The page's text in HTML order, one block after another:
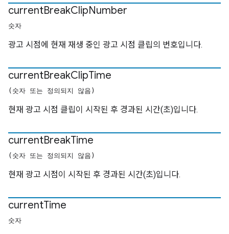
currentBreakClipNumber
숫자
광고 시점에 현재 재생 중인 광고 시점 클립의 번호입니다.
currentBreakClipTime
(숫자 또는 정의되지 않음)
현재 광고 시점 클립이 시작된 후 경과된 시간(초)입니다.
currentBreakTime
(숫자 또는 정의되지 않음)
현재 광고 시점이 시작된 후 경과된 시간(초)입니다.
currentTime
숫자